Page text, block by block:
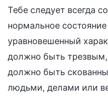
Тебе следует всегда
нормальное
уравновешенный
должно быть
должно быть
людьми, делами или